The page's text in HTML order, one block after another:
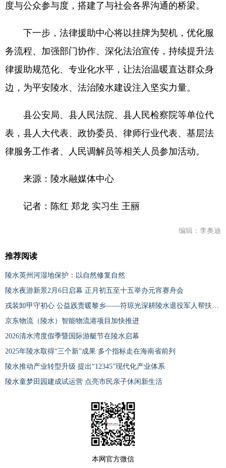
度与公众参与度，搭建了与社会各界沟通的桥梁。
下一步，法律援助中心将以挂牌为契机，优化服
务流程、加强部门协作、深化法治宣传，持续提升法
律援助规范化、专业化水平，让法治温暖直达群众身
边，为平安陵水、法治陵水建设注入坚实力量。
县公安局、县人民法院、县人民检察院等单位代
表，县人大代表、政协委员、律师行业代表、基层法
律服务工作者、人民调解员等相关人员参加活动。
来源：陵水融媒体中心
记者：陈红 郑龙 实习生 王丽
编辑：李奥迪
推荐阅读
陵水英州河湿地保护：以自然修复自然
陵水夜游新景2月6日启幕 正月初五至十五举办元宵赛舟会
戎装卸甲守初心 公益践责暖黎乡——符琼光深耕陵水退役军人帮扶一线
京东物流（陵水）智能物流港项目加快推进
2026清水湾度假季暨国际游艇节在陵水启幕
2025年陵水取得“三个新”成果 多个指标走在海南省前列
陵水推动产业转型升级 提出“12345”现代化产业体系
陵水童梦田园建成试运营 点亮市民亲子休闲新生活
本网官方微信